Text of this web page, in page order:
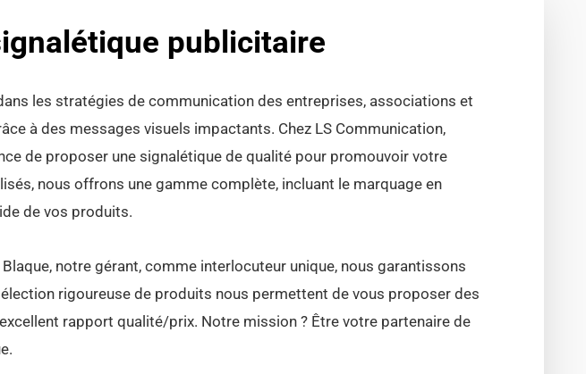
publicitaire
les stratégies de communication des entreprises, associations et
à des messages visuels impactants. Chez LS Communication,
de proposer une signalétique de qualité pour promouvoir votre
nous offrons une gamme complète, incluant le marquage en
de vos produits.
notre gérant, comme interlocuteur unique, nous garantissons
rigoureuse de produits nous permettent de vous proposer des
rapport qualité/prix. Notre mission ? Être votre partenaire de